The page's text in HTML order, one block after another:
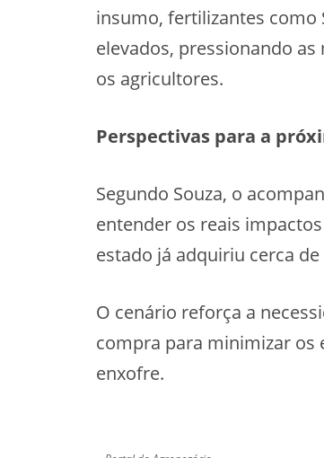
insumo, fertilizantes como
elevados, pressionando
os agricultores.
Perspectivas para a
Segundo Souza, o
entender os reais
estado já adquiriu cerca
O cenário reforça a
compra para minimizar os
enxofre.